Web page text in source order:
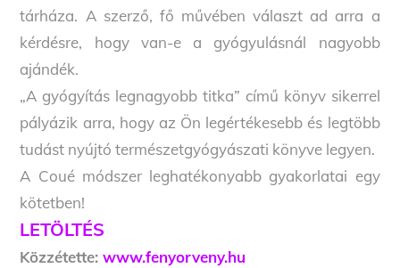
tárháza. A szerző, fő művében választ ad arra a
kérdésre, hogy van-e a gyógyulásnál nagyobb
ajándék.
„A gyógyítás legnagyobb titka” című könyv sikerrel
pályázik arra, hogy az Ön legértékesebb és legtöbb
tudást nyújtó természetgyógyászati könyve legyen.
A Coué módszer leghatékonyabb gyakorlatai egy
kötetben!
LETÖLTÉS
Közzétette:www.fenyorveny.hu